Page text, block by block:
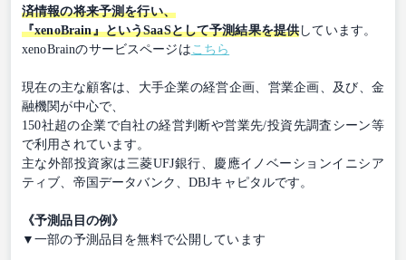
済情報の将来予測を行い、
『xenoBrain』というSaaSとして予測結果を提供 しています。
xenoBrainのサービスページは こちら
現在の主な顧客は、大手企業の経営企画、営業企画、及び、金
融機関が中心で、
150社超の企業で自社の経営判断や営業先/投資先調査シーン等
で利用されています。
主な外部投資家は三菱UFJ銀行、慶應イノベーションイニシア
ティブ、帝国データバンク、DBJキャピタルです。
《予測品目の例》
▼一部の予測品目を無料で公開しています